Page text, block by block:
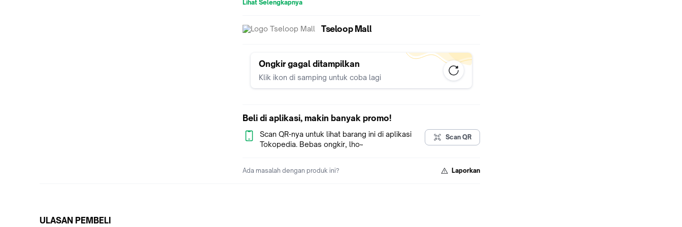
- Merah
- Biru Terang
Ukuran：
M (lingkar pinggang 54-92cm)
L (lingkar pinggang 57-92cm )
Spesifikasi :
- Celana dalam tanpa jahitan (Seamless Panties)
- Material: Ice Silk
Berat：30gr /1kg muat 42pcs
Lihat Selengkapnya
Tseloop Mall
Ongkir gagal ditampilkan
Klik ikon di samping untuk coba lagi
Beli di aplikasi, makin banyak promo!
Scan QR-nya untuk lihat barang ini di aplikasi
Tokopedia. Bebas ongkir, lho~
Scan QR
Ada masalah dengan produk ini? Laporkan
ULASAN PEMBELI